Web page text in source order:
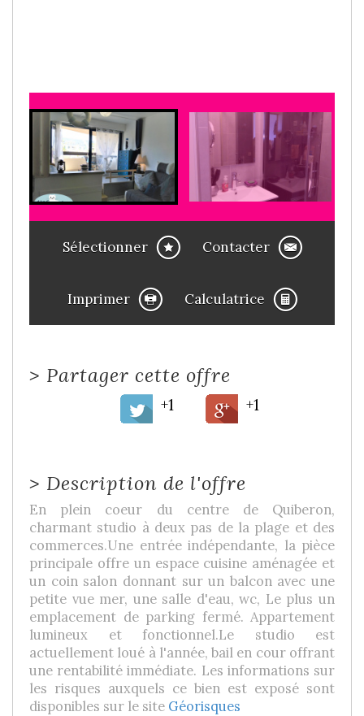
Sélectionner Contacter
Imprimer Calculatrice
> Partager cette offre
+1 +1
> Description de l'offre
En plein coeur du centre de Quiberon,
charmant studio à deux pas de la plage et des
commerces.Une entrée indépendante, la pièce
principale offre un espace cuisine aménagée et
un coin salon donnant sur un balcon avec une
petite vue mer, une salle d'eau, wc, Le plus un
emplacement de parking fermé. Appartement
lumineux et fonctionnel.Le studio est
actuellement loué à l'année, bail en cour offrant
une rentabilité immédiate. Les informations sur
les risques auxquels ce bien est exposé sont
disponibles sur le site Géorisques